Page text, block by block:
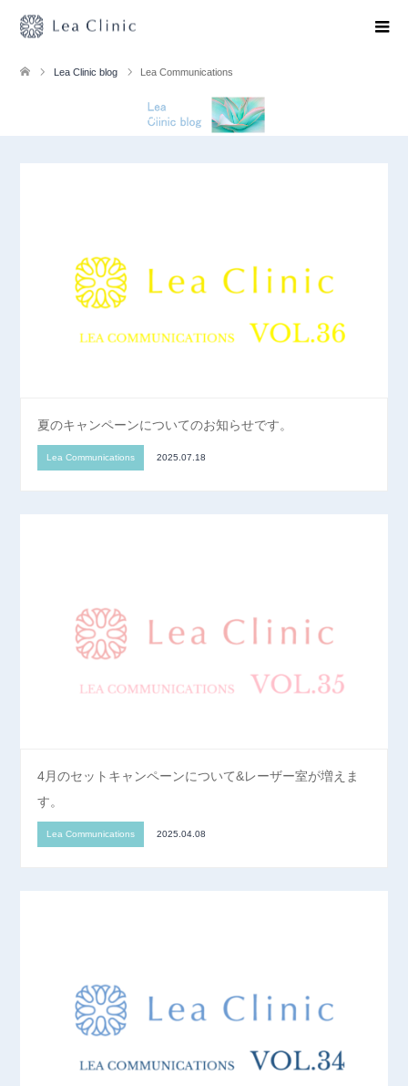
Lea Clinic blog Lea Communications
Lea Communications
夏のキャンペーンについてのお知らせです。
Lea Communications 2025.07.18
4月のセットキャンペーンについて&レーザー室が増えま
す。
Lea Communications 2025.04.08